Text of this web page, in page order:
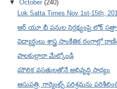
▼October(240)
Lok Satta Times Nov 1st-15th,
ఆర్ యూ బీ పనుల నిర్లక్ష్యంపై లోక్
విద్యార్థులు శాస్త్ర సాంకేతిక రంగాల్లో
పాలకుల్లారా మేల్కోండి
మౌలిక వసతులతోనే అభివృద్ధి సాధ్యం
ఆసుపత్రి, గార్మెంట్స్ పరిశ్రమను